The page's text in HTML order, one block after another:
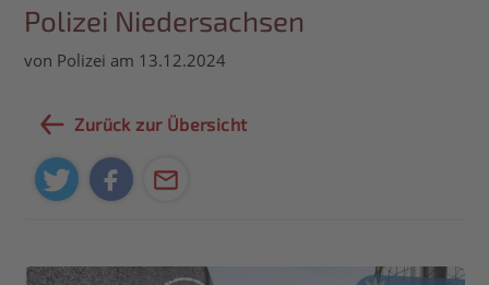
Polizei Niedersachsen
von Polizei am 13.12.2024
Zurück zur Übersicht